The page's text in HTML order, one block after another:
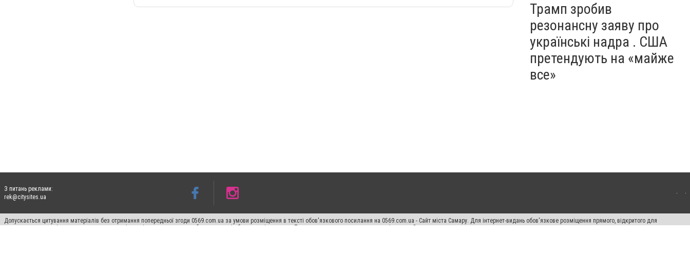
Трамп зробив
резонансну заяву про
українські надра . США
претендують на «майже
все»
З питань реклами:
rek@citysites.ua
Допускається цитування матеріалів без отримання попередньої згоди 0569.com.ua за умови розміщення в тексті обов'язкового посилання на 0569.com.ua - Сайт міста Самару. Для інтернет-видань обов'язкове розміщення прямого, відкритого для
пошукових систем гіперпосилання на цитовані статті не нижче другого абзацу в тексті або в якості джерела. Порушення виняткових прав переслідується Законом.